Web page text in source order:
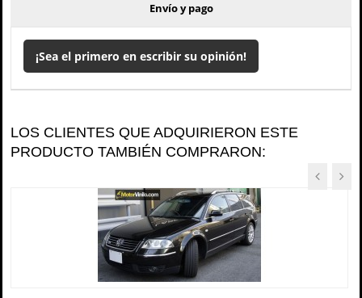
Envío y pago
¡Sea el primero en escribir su opinión!
LOS CLIENTES QUE ADQUIRIERON ESTE
PRODUCTO TAMBIÉN COMPRARON: